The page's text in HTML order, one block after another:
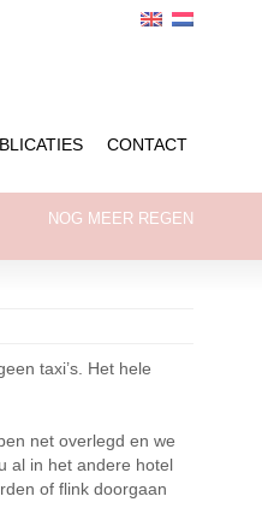
CONTACT
NOG MEER REGEN
taxi’s. Het hele
net overlegd en we
al in het andere hotel
of flink doorgaan